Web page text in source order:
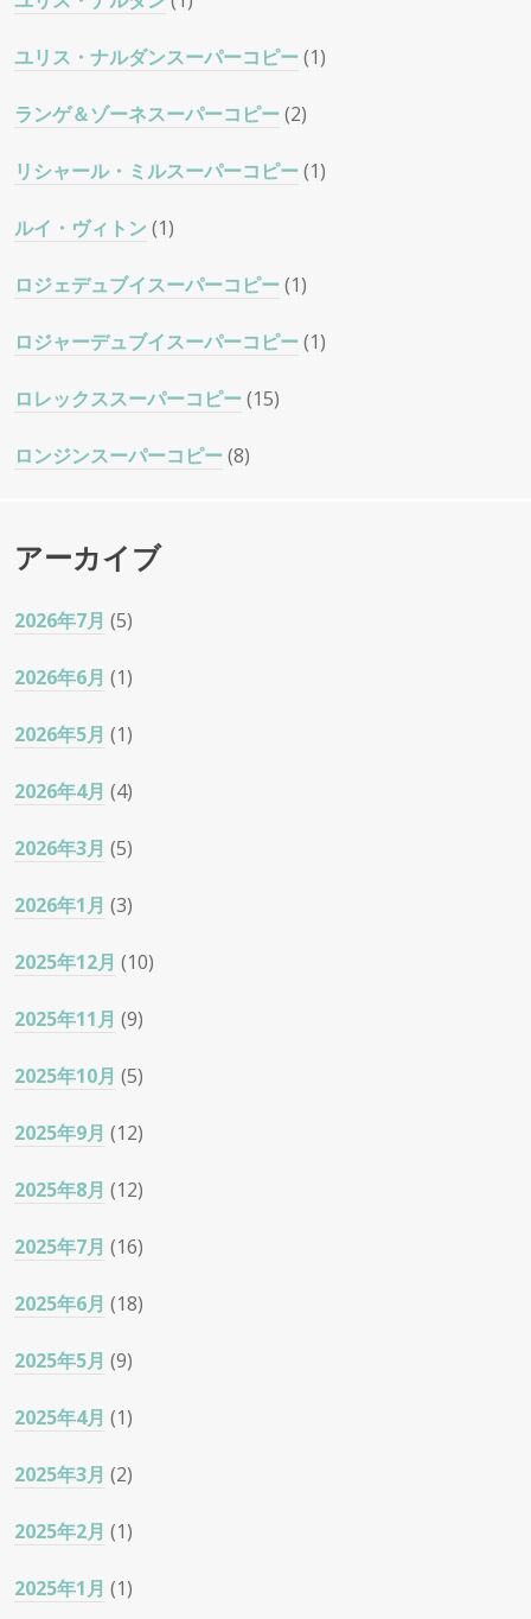
ユリス・ナルダンスーパーコピー(1)
ランゲ＆ゾーネスーパーコピー(2)
リシャール・ミルスーパーコピー(1)
ルイ・ヴィトン (1)
ロジェデュブイスーパーコピー(1)
ロジャーデュブイスーパーコピー(1)
ロレックススーパーコピー(15)
ロンジンスーパーコピー(8)
アーカイブ
2026年7月 (5)
2026年6月 (1)
2026年5月 (1)
2026年4月 (4)
2026年3月 (5)
2026年1月 (3)
2025年12月 (10)
2025年11月 (9)
2025年10月 (5)
2025年9月 (12)
2025年8月 (12)
2025年7月 (16)
2025年6月 (18)
2025年5月 (9)
2025年4月 (1)
2025年3月 (2)
2025年2月 (1)
2025年1月 (1)